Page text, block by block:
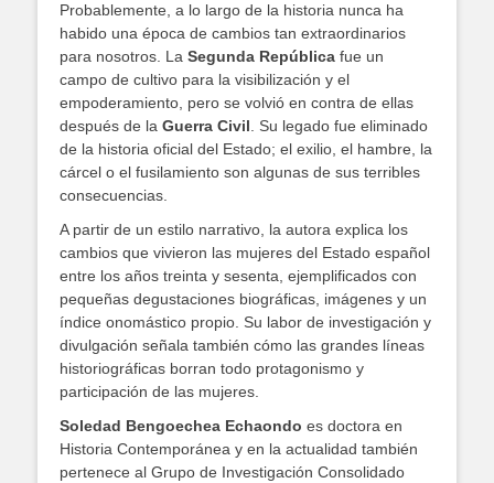
Probablemente, a lo largo de la historia nunca ha
habido una época de cambios tan extraordinarios
para nosotros. La Segunda República fue un
campo de cultivo para la visibilización y el
empoderamiento, pero se volvió en contra de ellas
después de la Guerra Civil. Su legado fue eliminado
de la historia oficial del Estado; el exilio, el hambre, la
cárcel o el fusilamiento son algunas de sus terribles
consecuencias.
A partir de un estilo narrativo, la autora explica los
cambios que vivieron las mujeres del Estado español
entre los años treinta y sesenta, ejemplificados con
pequeñas degustaciones biográficas, imágenes y un
índice onomástico propio. Su labor de investigación y
divulgación señala también cómo las grandes líneas
historiográficas borran todo protagonismo y
participación de las mujeres.
Soledad Bengoechea Echaondo es doctora en
Historia Contemporánea y en la actualidad también
pertenece al Grupo de Investigación Consolidado